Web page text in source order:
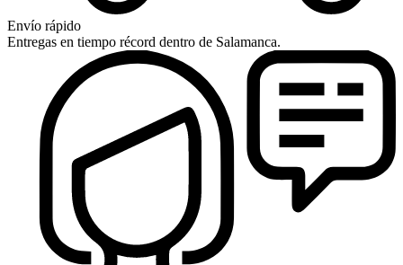
Envío rápido
Entregas en tiempo récord dentro de Salamanca.